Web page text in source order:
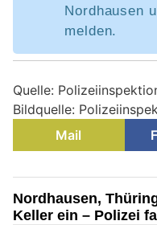
Nordhausen
melden.
Quelle:
Bildquelle:
Mail
Nordhausen,
Keller ein – Polizei